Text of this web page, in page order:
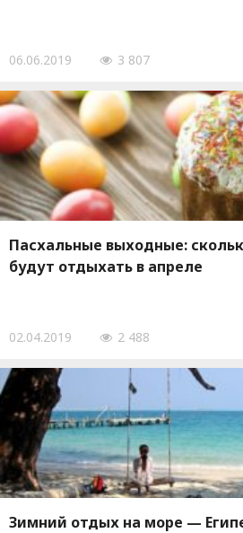
06.06.2019 3 807
Пасхальные выходные:
будут отдыхать в апреле
02.04.2019 2 488
Зимний отдых на море —